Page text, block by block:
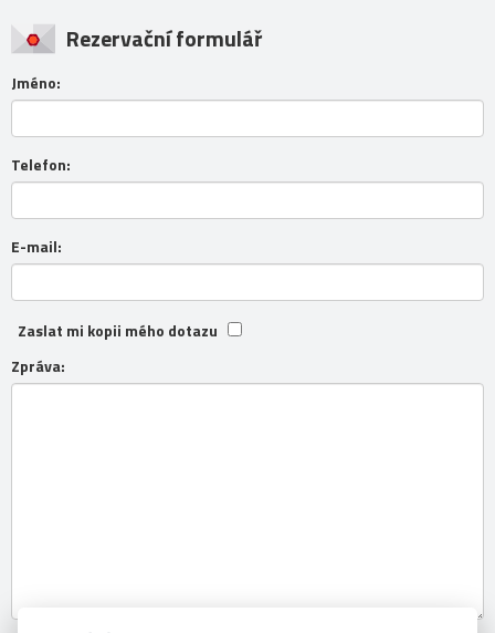
Rezervační formulář
Jméno:
Telefon:
E-mail:
Zaslat mi kopii mého dotazu
Zpráva: